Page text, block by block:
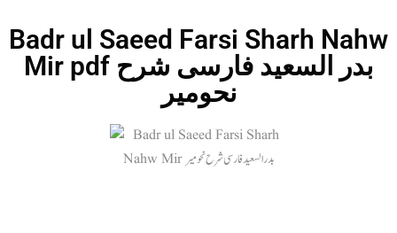
Badr ul Saeed Farsi Sharh Nahw
Mir pdf بدر السعید فارسی شرح
نحومیر